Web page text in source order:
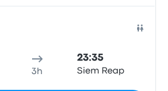
3h
23:35
Siem Reap